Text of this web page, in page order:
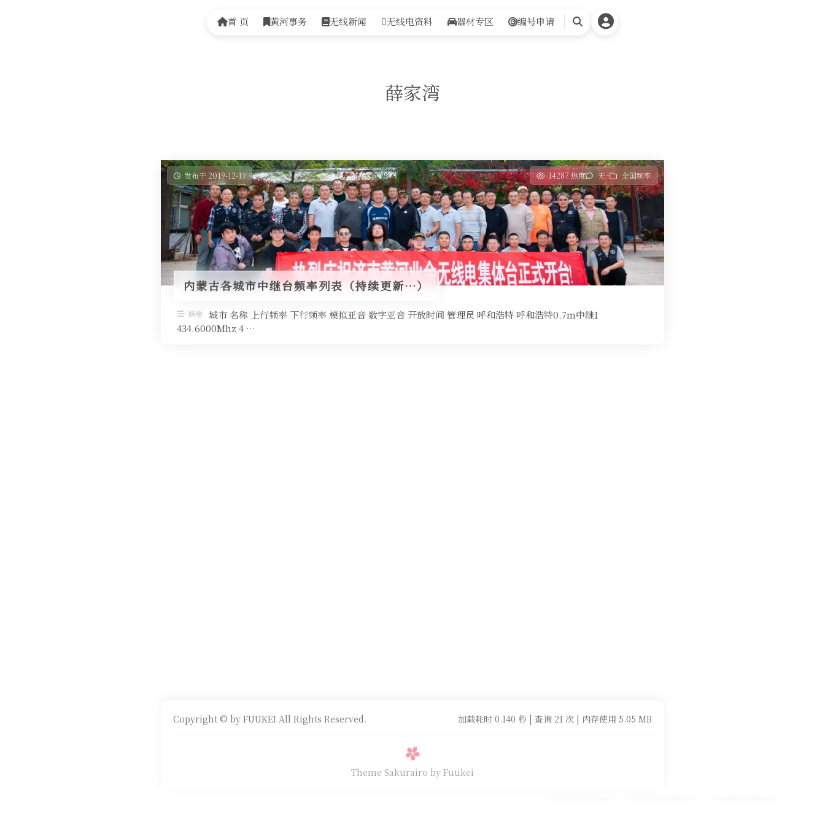
首 页 黄河事务 无线新闻 无线电资料 器材专区 编号申请
搜
薛家湾
发布于 2019-12-11 14287 热度 无~ 全国频率
内蒙古各城市中继台频率列表（持续更新…）
摘要
城市 名称 上行频率 下行频率 模拟亚音 数字亚音 开放时间 管理员 呼和浩特 呼和浩特0.7m中继1
434.6000Mhz 4 …
Copyright © by FUUKEI All Rights Reserved. 加载耗时 0.140 秒 | 查询 21 次 | 内存使用 5.05 MB
Theme Sakurairo by Fuukei